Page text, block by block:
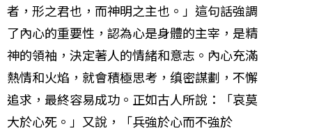
者，形之君也，而神明之主也。」這句話強調
了內心的重要性，認為心是身體的主宰，是精
神的領袖，決定著人的情緒和意志。內心充滿
熱情和火焰，就會積極思考，缜密謀劃，不懈
追求，最終容易成功。正如古人所說：「哀莫
大於心死。」又說，「兵強於心而不強於